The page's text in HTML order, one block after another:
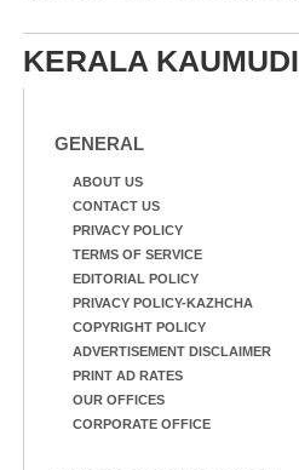
KERALA KAUMUDI
GENERAL
ABOUT US
CONTACT US
PRIVACY POLICY
TERMS OF SERVICE
EDITORIAL POLICY
PRIVACY POLICY-KAZHCHA
COPYRIGHT POLICY
ADVERTISEMENT DISCLAIMER
PRINT AD RATES
OUR OFFICES
CORPORATE OFFICE